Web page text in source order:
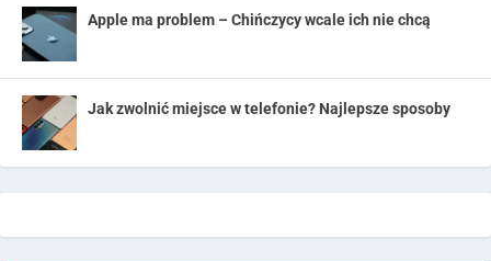
Apple ma problem – Chińczycy wcale ich nie chcą
Jak zwolnić miejsce w telefonie? Najlepsze sposoby